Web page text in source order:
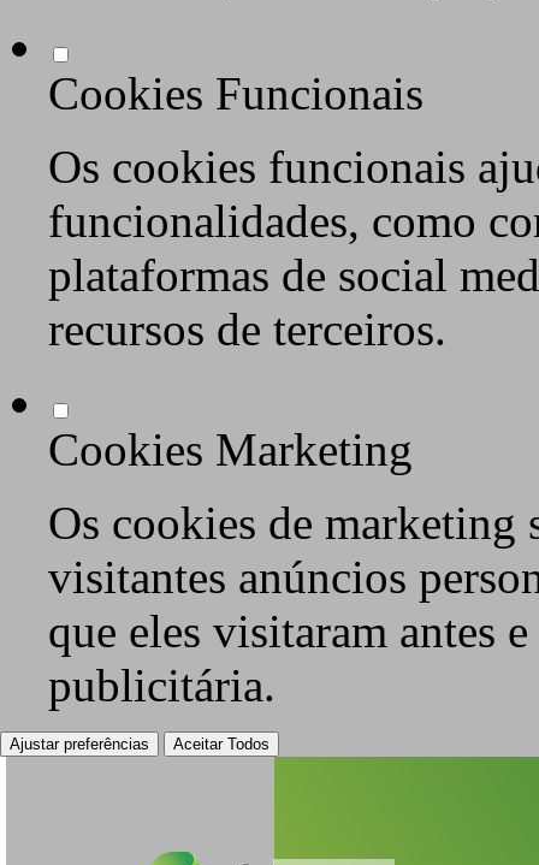
Cookies Funcionais
Os cookies funcionais
funcionalidades, como
plataformas de social
recursos de terceiros.
Cookies Marketing
Os cookies de marketing
visitantes anúncios
que eles visitaram antes
publicitária.
Ajustar preferências Aceitar Todos